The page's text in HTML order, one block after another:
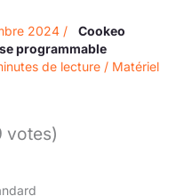
2024 /
Cookeo
programmable
de lecture / Matériel
votes)